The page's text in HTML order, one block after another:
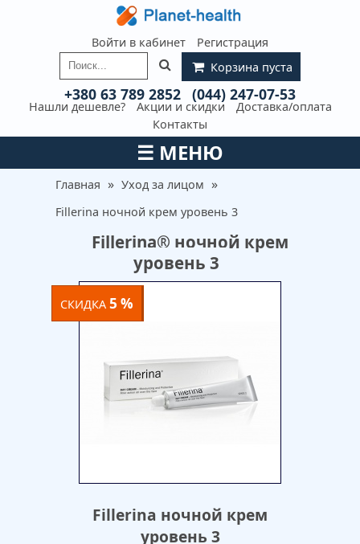
Нашли дешевле? Акции и скидки
Доставка/оплата
Контакты
Корзина пуста
Войти в кабинет Регистрация
+380 63 789 2852 (044) 247-07-53
☰ МЕНЮ
Главная » Уход за лицом »
Fillerina ночной крем уровень 3
Fillerina® ночной крем
уровень 3
Fillerina ночной крем
уровень 3
СКИДКА 5 %